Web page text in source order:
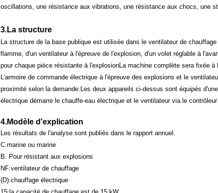
oscillations, une résistance aux vibrations, une résistance aux chocs, une
3.La structure
La structure de la base publique est utilisée dans le ventilateur de
flamme, d'un ventilateur à l'épreuve de l'explosion, d'un volet réglable à
pour chaque pièce résistante à l'explosionLa machine complète sera fixée
L'armoire de commande électrique à l'épreuve des explosions et le
proximité selon la demande.Les deux appareils ci-dessus sont équipés
électrique démarre le chauffe-eau électrique et le ventilateur via le
4.Modèle d'explication
Les résultats de l'analyse sont publiés dans le rapport annuel.
C:marine ou marine
B. Pour:résistant aux explosions
NF:ventilateur de chauffage
(D):chauffage électrique